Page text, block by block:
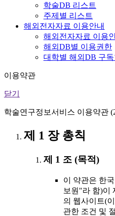
학술DB 리스트
주제별 리스트
해외전자자료 이용안내
해외전자자료 이용
해외DB별 이용권한
대학별 해외DB 구
이용약관
닫기
학술연구정보서비스 이용약관
제 1 장 총칙
제 1 조 (목적)
이 약관은 한
보원"라 함)이
의 웹사이트(
관한 조건 및